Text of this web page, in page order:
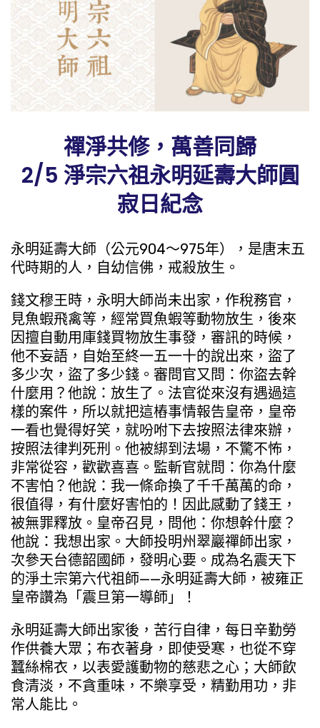
禪淨共修，萬善同歸
2/5 淨宗六祖永明延壽大師圓
寂日紀念
永明延壽大師（公元904～975年），是唐末五
代時期的人，自幼信佛，戒殺放生。
錢文穆王時，永明大師尚未出家，作稅務官，
見魚蝦飛禽等，經常買魚蝦等動物放生，後來
因擅自動用庫錢買物放生事發，審訊的時候，
他不妄語，自始至終一五一十的說出來，盜了
多少次，盜了多少錢。審問官又問：你盜去幹
什麼用？他說：放生了。法官從來沒有遇過這
樣的案件，所以就把這樁事情報告皇帝，皇帝
一看也覺得好笑，就吩咐下去按照法律來辦，
按照法律判死刑。他被綁到法場，不驚不怖，
非常從容，歡歡喜喜。監斬官就問：你為什麼
不害怕？他說：我一條命換了千千萬萬的命，
很值得，有什麼好害怕的！因此感動了錢王，
被無罪釋放。皇帝召見，問他：你想幹什麼？
他說：我想出家。大師投明州翠巖禪師出家，
次參天台德韶國師，發明心要。成為名震天下
的淨土宗第六代祖師——永明延壽大師，被雍正
皇帝讚為「震旦第一導師」！
永明延壽大師出家後，苦行自律，每日辛勤勞
作供養大眾；布衣著身，即使受寒，也從不穿
蠶絲棉衣，以表愛護動物的慈悲之心；大師飲
食清淡，不貪重味，不樂享受，精勤用功，非
常人能比。